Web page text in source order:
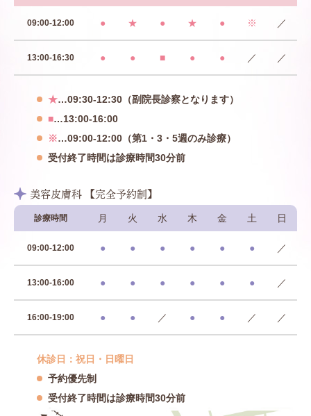
09:00-12:00 ● ★ ● ★ ● ※ ／
13:00-16:30 ● ● ■ ● ● ／ ／
★…09:30-12:30（副院長診察となります）
■…13:00-16:00
※…09:00-12:00（第1・3・5週のみ診療）
受付終了時間は診療時間30分前
美容皮膚科 【完全予約制】
診療時間 月 火 水 木 金 土 日
09:00-12:00 ● ● ● ● ● ● ／
13:00-16:00 ● ● ● ● ● ● ／
16:00-19:00 ● ● ／ ● ● ／ ／
休診日：祝日・日曜日
予約優先制
受付終了時間は診療時間30分前